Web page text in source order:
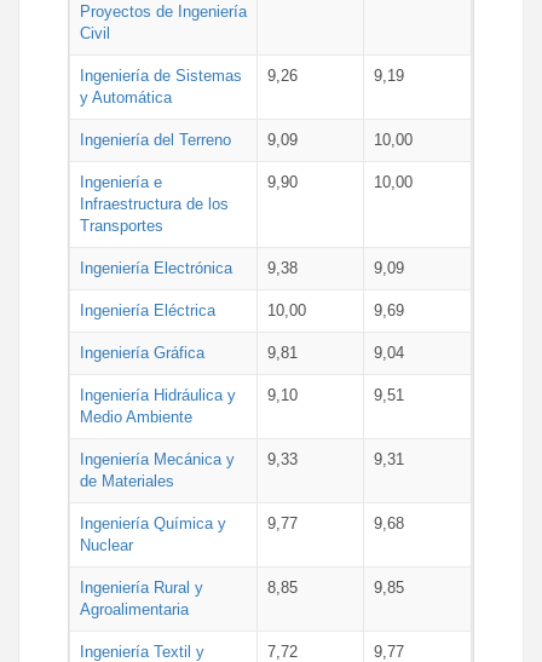
Proyectos de Ingeniería
Civil
Ingeniería de Sistemas
y Automática
9,26 9,19
Ingeniería del Terreno 9,09 10,00
Ingeniería e
Infraestructura de los
Transportes
9,90 10,00
Ingeniería Electrónica 9,38 9,09
Ingeniería Eléctrica 10,00 9,69
Ingeniería Gráfica 9,81 9,04
Ingeniería Hidráulica y
Medio Ambiente
9,10 9,51
Ingeniería Mecánica y
de Materiales
9,33 9,31
Ingeniería Química y
Nuclear
9,77 9,68
Ingeniería Rural y
Agroalimentaria
8,85 9,85
Ingeniería Textil y
7,72 9,77